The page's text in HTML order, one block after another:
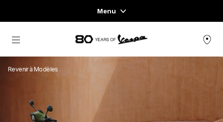
Menu
Home
Aller au contenu principal
Revenir à Modèles